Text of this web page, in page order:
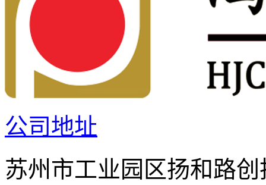
公司地址
苏州市工业园区扬和路